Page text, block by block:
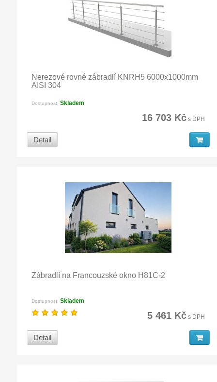
Nerezové rovné zábradlí KNRH5 6000x1000mm
AISI 304
Dostupnost: Skladem
16 703 Kč s DPH
Detail
Zábradlí na Francouzské okno H81C-2
Dostupnost: Skladem
5 461 Kč s DPH
Detail